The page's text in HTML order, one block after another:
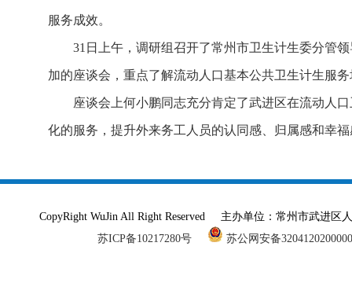
服务成效。
31日上午，调研组召开了常州市卫生计生委分管领
加的座谈会，重点了解流动人口基本公共卫生计生服
座谈会上何小鹏同志充分肯定了武进区在流动人口
化的服务，提升外来务工人员的认同感、归属感和幸
CopyRight WuJin All Right Reserved 主办单位：常州市武进
苏ICP备10217280号
苏公网安备